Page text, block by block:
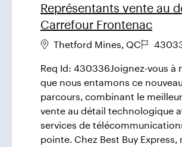
Représentants vente au
Carrefour Frontenac
Thetford Mines, QC
Req Id: 430336Joignez-vous à
que nous entamons ce
parcours, combinant le
vente au détail technologique
services de
pointe. Chez Best Buy Express,